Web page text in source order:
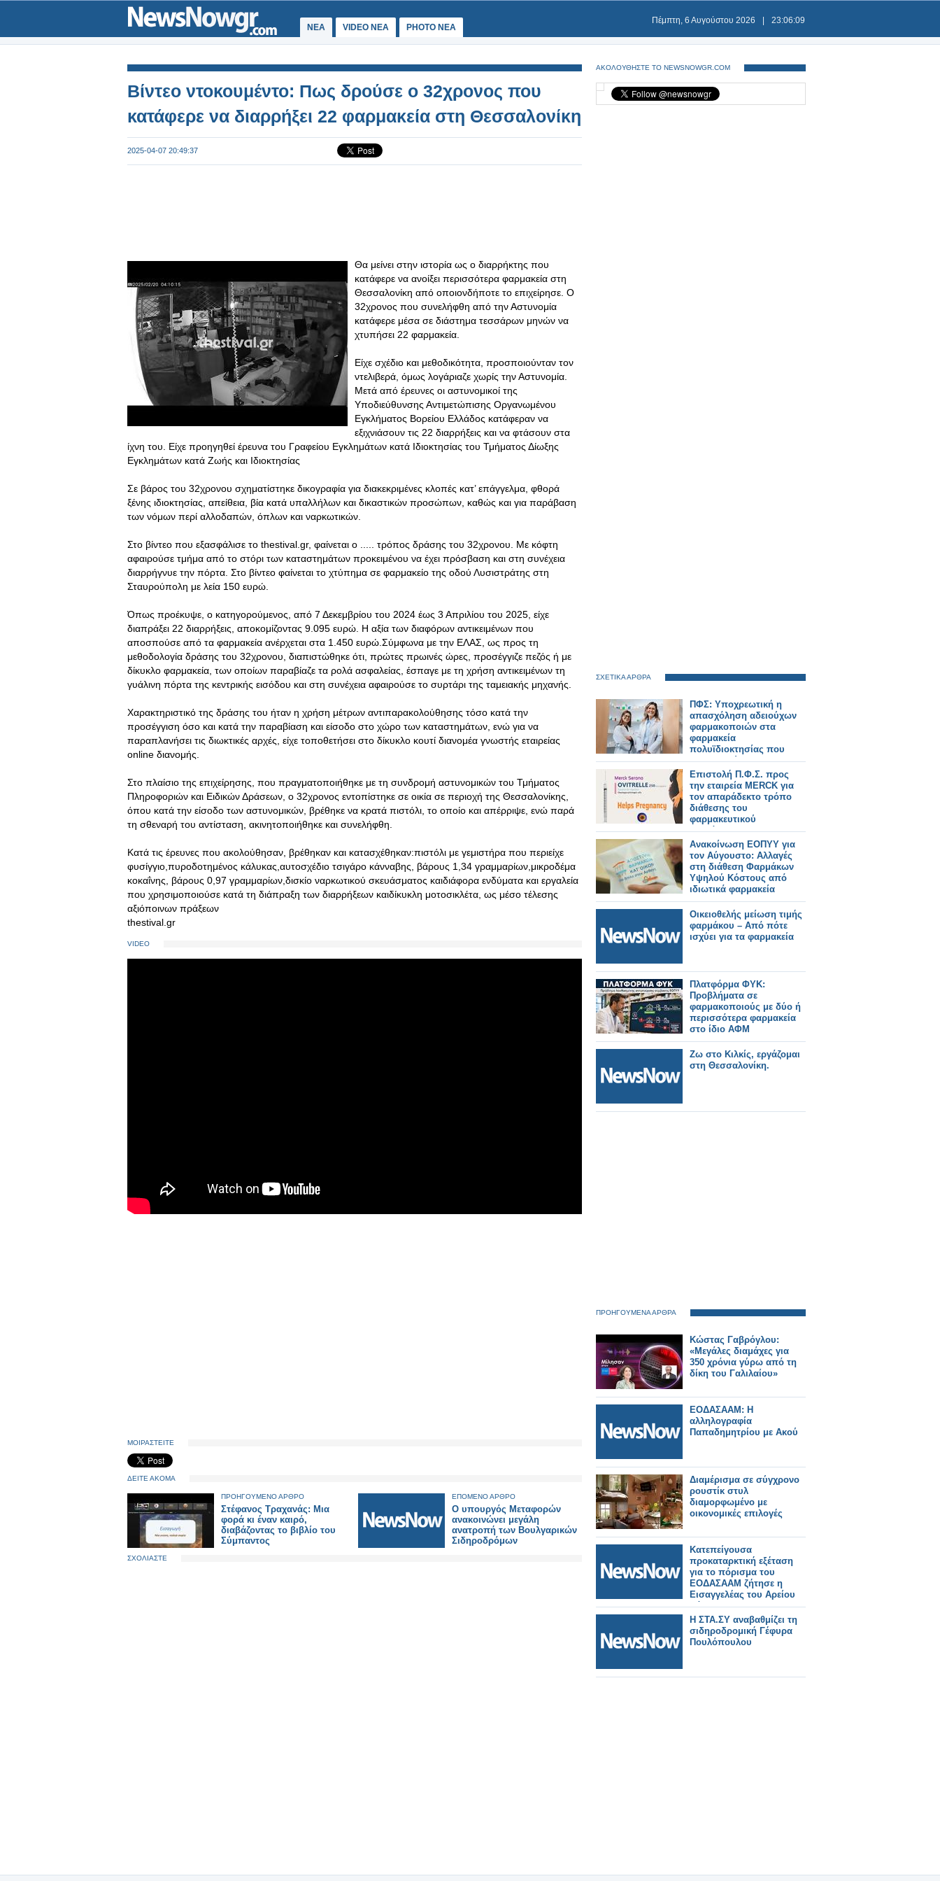
ΝΕΑ VIDEO NEA PHOTO NEA
Πέμπτη, 6 Αυγούστου 2026 23:06:10
Βίντεο ντοκουμέντο: Πως δρούσε ο 32χρονος που
κατάφερε να διαρρήξει 22 φαρμακεία στη Θεσσαλονίκη
2025-04-07 20:49:37
Θα μείνει στην ιστορία ως ο διαρρήκτης που
κατάφερε να ανοίξει περισσότερα φαρμακεία στη
Θεσσαλονίκη από οποιονδήποτε το επιχείρησε. Ο
32χρονος που συνελήφθη από την Αστυνομία
κατάφερε μέσα σε διάστημα τεσσάρων μηνών να
χτυπήσει 22 φαρμακεία.
Είχε σχέδιο και μεθοδικότητα, προσποιούνταν τον
ντελιβερά, όμως λογάριαζε χωρίς την Αστυνομία.
Μετά από έρευνες οι αστυνομικοί της
Υποδιεύθυνσης Αντιμετώπισης Οργανωμένου
Εγκλήματος Βορείου Ελλάδος κατάφεραν να
εξιχνιάσουν τις 22 διαρρήξεις και να φτάσουν στα
ίχνη του. Είχε προηγηθεί έρευνα του Γραφείου Εγκλημάτων κατά Ιδιοκτησίας του Τμήματος Δίωξης
Εγκλημάτων κατά Ζωής και Ιδιοκτησίας
Σε βάρος του 32χρονου σχηματίστηκε δικογραφία για διακεκριμένες κλοπές κατ’ επάγγελμα, φθορά
ξένης ιδιοκτησίας, απείθεια, βία κατά υπαλλήλων και δικαστικών προσώπων, καθώς και για παράβαση
των νόμων περί αλλοδαπών, όπλων και ναρκωτικών.
Στο βίντεο που εξασφάλισε το thestival.gr, φαίνεται ο ..... τρόπος δράσης του 32χρονου. Με κόφτη
αφαιρούσε τμήμα από το στόρι των καταστημάτων προκειμένου να έχει πρόσβαση και στη συνέχεια
διαρρήγνυε την πόρτα. Στο βίντεο φαίνεται το χτύπημα σε φαρμακείο της οδού Λυσιστράτης στη
Σταυρούπολη με λεία 150 ευρώ.
Όπως προέκυψε, ο κατηγορούμενος, από 7 Δεκεμβρίου του 2024 έως 3 Απριλίου του 2025, είχε
διαπράξει 22 διαρρήξεις, αποκομίζοντας 9.095 ευρώ. Η αξία των διαφόρων αντικειμένων που
αποσπούσε από τα φαρμακεία ανέρχεται στα 1.450 ευρώ.Σύμφωνα με την ΕΛΑΣ, ως προς τη
μεθοδολογία δράσης του 32χρονου, διαπιστώθηκε ότι, πρώτες πρωινές ώρες, προσέγγιζε πεζός ή με
δίκυκλο φαρμακεία, των οποίων παραβίαζε τα ρολά ασφαλείας, έσπαγε με τη χρήση αντικειμένων τη
γυάλινη πόρτα της κεντρικής εισόδου και στη συνέχεια αφαιρούσε το συρτάρι της ταμειακής μηχανής.
Χαρακτηριστικό της δράσης του ήταν η χρήση μέτρων αντιπαρακολούθησης τόσο κατά την
προσέγγιση όσο και κατά την παραβίαση και είσοδο στο χώρο των καταστημάτων, ενώ για να
παραπλανήσει τις διωκτικές αρχές, είχε τοποθετήσει στο δίκυκλο κουτί διανομέα γνωστής εταιρείας
online διανομής.
Στο πλαίσιο της επιχείρησης, που πραγματοποιήθηκε με τη συνδρομή αστυνομικών του Τμήματος
Πληροφοριών και Ειδικών Δράσεων, ο 32χρονος εντοπίστηκε σε οικία σε περιοχή της Θεσσαλονίκης,
όπου κατά την είσοδο των αστυνομικών, βρέθηκε να κρατά πιστόλι, το οποίο και απέρριψε, ενώ παρά
τη σθεναρή του αντίσταση, ακινητοποιήθηκε και συνελήφθη.
Κατά τις έρευνες που ακολούθησαν, βρέθηκαν και κατασχέθηκαν:πιστόλι με γεμιστήρα που περιείχε
φυσίγγιο,πυροδοτημένος κάλυκας,αυτοσχέδιο τσιγάρο κάνναβης, βάρους 1,34 γραμμαρίων,μικροδέμα
κοκαΐνης, βάρους 0,97 γραμμαρίων,δισκίο ναρκωτικού σκευάσματος καιδιάφορα ενδύματα και εργαλεία
που χρησιμοποιούσε κατά τη διάπραξη των διαρρήξεων καιδίκυκλη μοτοσικλέτα, ως μέσο τέλεσης
αξιόποινων πράξεων
thestival.gr
VIDEO
ΜΟΙΡΑΣΤΕΙΤΕ
ΔΕΙΤΕ ΑΚΟΜΑ
ΠΡΟΗΓΟΥΜΕΝΟ ΑΡΘΡΟ
Στέφανος Τραχανάς: Μια
φορά κι έναν καιρό,
διαβάζοντας το βιβλίο του
Σύμπαντος
ΕΠΟΜΕΝΟ ΑΡΘΡΟ
Ο υπουργός Μεταφορών
ανακοινώνει μεγάλη
ανατροπή των Βουλγαρικών
Σιδηροδρόμων
ΣΧΟΛΙΑΣΤΕ
ΑΚΟΛΟΥΘΗΣΤΕ ΤΟ NEWSNOWGR.COM
ΣΧΕΤΙΚΑ ΑΡΘΡΑ
ΠΦΣ: Υποχρεωτική η
απασχόληση αδειούχων
φαρμακοποιών στα
φαρμακεία
πολυϊδιοκτησίας που
λειτουργούν με
διευρυμένο ωράριο
Επιστολή Π.Φ.Σ. προς
την εταιρεία MERCK για
τον απαράδεκτο τρόπο
διάθεσης του
φαρμακευτικού
σκευάσματος Ovitrelle
στα ιδιωτικά φαρμακεία
Ανακοίνωση ΕΟΠΥΥ για
τον Αύγουστο: Αλλαγές
στη διάθεση Φαρμάκων
Υψηλού Κόστους από
ιδιωτικά φαρμακεία
Οικειοθελής μείωση τιμής
φαρμάκου – Από πότε
ισχύει για τα φαρμακεία
Πλατφόρμα ΦΥΚ:
Προβλήματα σε
φαρμακοποιούς με δύο ή
περισσότερα φαρμακεία
στο ίδιο ΑΦΜ
Ζω στο Κιλκίς, εργάζομαι
στη Θεσσαλονίκη.
ΠΡΟΗΓΟΥΜΕΝΑ ΑΡΘΡΑ
Κώστας Γαβρόγλου:
«Μεγάλες διαμάχες για
350 χρόνια γύρω από τη
δίκη του Γαλιλαίου»
ΕΟΔΑΣΑΑΜ: Η
αλληλογραφία
Παπαδημητρίου με Ακού
Διαμέρισμα σε σύγχρονο
ρουστίκ στυλ
διαμορφωμένο με
οικονομικές επιλογές
Κατεπείγουσα
προκαταρκτική εξέταση
για το πόρισμα του
ΕΟΔΑΣΑΑΜ ζήτησε η
Εισαγγελέας του Αρείου
Πάγου
Η ΣΤΑ.ΣΥ αναβαθμίζει τη
σιδηροδρομική Γέφυρα
Πουλόπουλου